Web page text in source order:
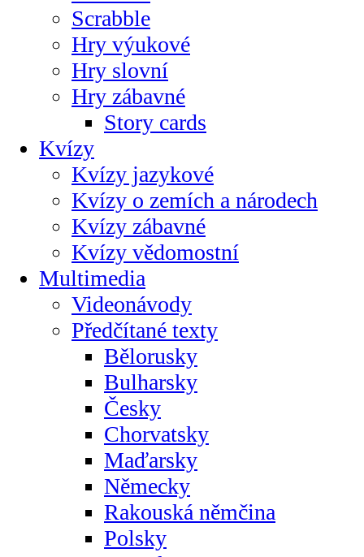
Scrabble
Hry výukové
Hry slovní
Hry zábavné
Story cards
Kvízy
Kvízy jazykové
Kvízy o zemích a národech
Kvízy zábavné
Kvízy vědomostní
Multimedia
Videonávody
Předčítané texty
Bělorusky
Bulharsky
Česky
Chorvatsky
Maďarsky
Německy
Rakouská němčina
Polsky